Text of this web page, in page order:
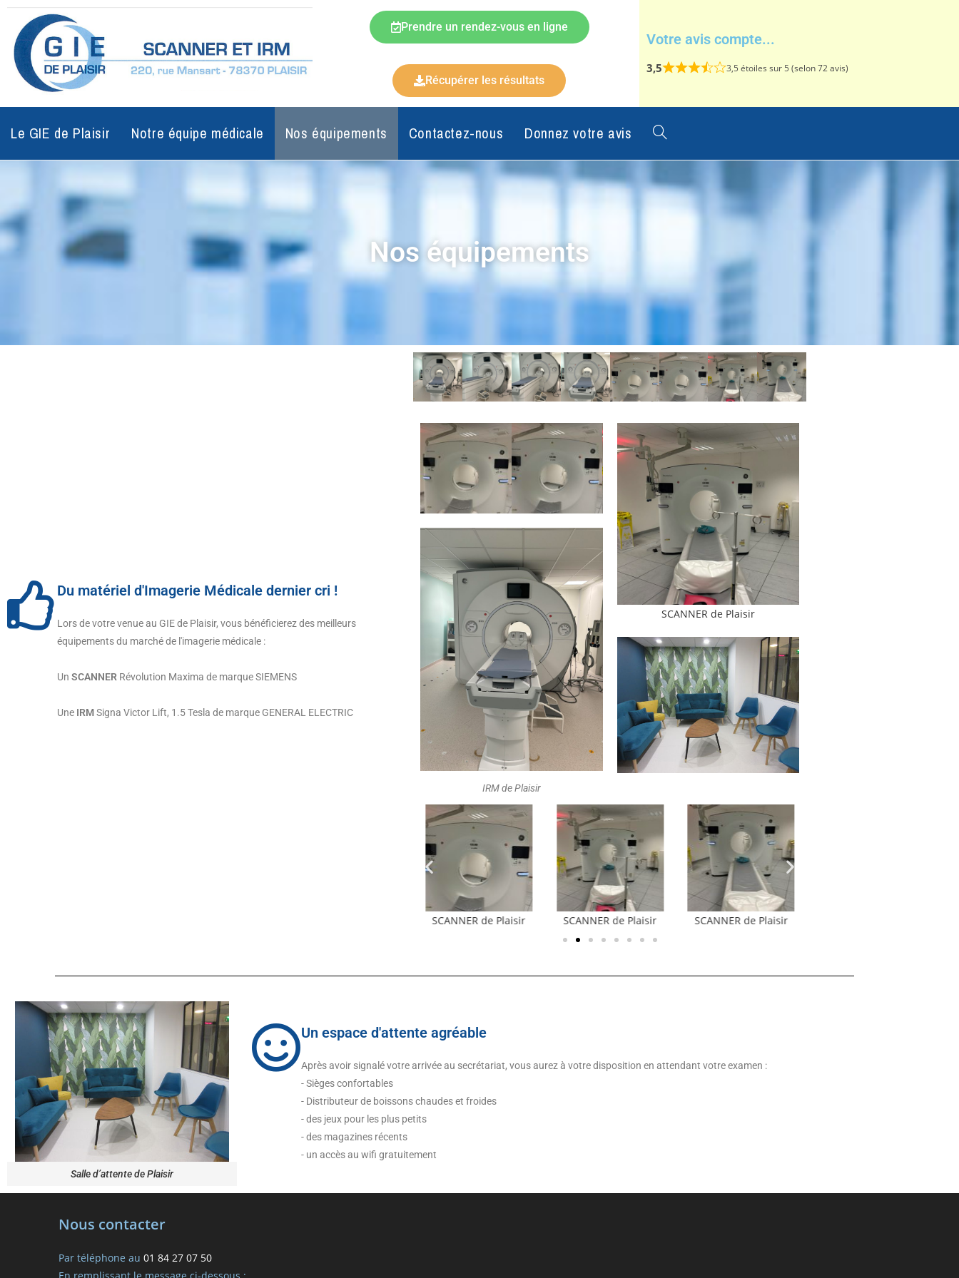
Prendre un rendez-vous en ligne
Récupérer les résultats
Votre avis compte...
3,5 3,5 étoiles sur 5 (selon 72 avis)
Le GIE de Plaisir Notre équipe médicale Nos équipements Contactez-nous Donnez votre avis
Nos équipements
Du matériel d'Imagerie Médicale dernier cri !
Lors de votre venue au GIE de Plaisir, vous bénéficierez des meilleurs
équipements du marché de l'imagerie médicale :
Un SCANNER Révolution Maxima de marque SIEMENS
Une IRMSigna Victor Lift, 1.5 Tesla de marque GENERAL ELECTRIC
IRM de Plaisir
SCANNER de Plaisir SCANNER de Plaisir
SCANNER de Plaisir SCANNER de Plaisir IRM de Plaisir
Salle d’attente de Plaisir
Un espace d'attente agréable
Après avoir signalé votre arrivée au secrétariat, vous aurez à votre disposition en attendant votre examen :
- Sièges confortables
- Distributeur de boissons chaudes et froides
- des jeux pour les plus petits
- des magazines récents
- un accès au wifi gratuitement
Nous contacter
Par téléphone au01 84 27 07 50
En remplissant le message ci-dessous :